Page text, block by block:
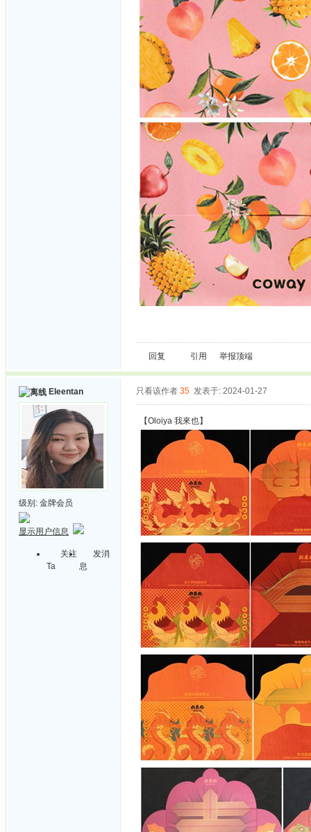
回复 引用 举报顶端
Eleentan
级别: 金牌会员
显示用户信息
关注
Ta
发消
息
只看该作者 35 发表于: 2024-01-27
【Oloiya 我來也】